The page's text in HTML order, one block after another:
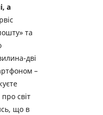
а
та
дві
–
світ
що в